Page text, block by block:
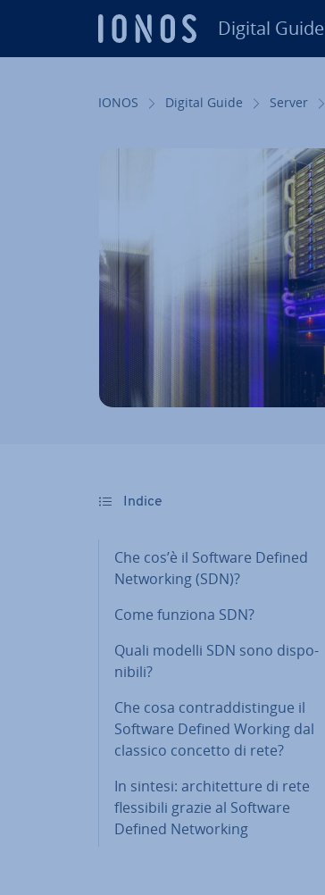
Digital Guide
IONOS Digital Guide Server
Indice
Che cos’è il Software Defined
Net­wor­king (SDN)?
Come funziona SDN?
Quali modelli SDN sono di­spo­
ni­bi­li?
Che cosa con­trad­di­stin­gue il
Software Defined Working dal
classico concetto di rete?
In sintesi: ar­chi­tet­tu­re di rete
fles­si­bi­li grazie al Software
Defined Net­wor­king